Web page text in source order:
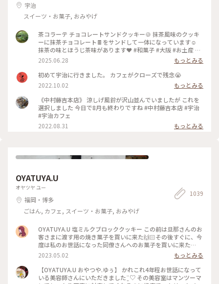
宇治
スイーツ・お菓子, おみやげ
茶コラーテ チョコレートサンドクッキー🍪 抹茶風味のクッキ
ーに抹茶チョコレート🍫をサンドして一体になっています☺️
抹茶の味とほうじ茶味があります❤️ #和菓子 #大阪 #お土産 #
京都 #抹茶 #アートな景色 抹茶の生茶ゼリイを本当は買うつも
りだったのですが... 持って歩く🚶のはちょっと… と思って、後
からお店に寄ったら売り切れ！Σ(×_×;)!残念、あの時買って
置けば… 仕方ないので、これにしました。🩷 美味しいクッキ
ー🍪で良かったです☺️ 大阪のKITTEと阪急百貨店で手に入り
ます❤️ スポットは宇治の本店にしました。
2025.06.28
もっとみる
初めて宇治に行きました。 カフェがクローズで残念😭
2022.10.02
もっとみる
《中村藤吉本店》 涼しげ風鈴が沢山並んでいましたが これを
選択しました 今日で8月も終わりですね #中村藤吉本店 #宇治
#宇治カフェ
2022.08.31
もっとみる
OYATUYA.U
オヤツヤ ユー
福岡・博多
ごはん, カフェ, スイーツ・お菓子, おみやげ
1039
OYATUYA.U 塩ミルクブロッククッキー この前は旦那さんのお
客さまに渡す用の焼き菓子を買いに来た🙌🏻その後すぐに、今
度は私のお世話になった同僚さんへのお菓子を買いに来た🙌🏻
🙌🏻 大切な人に何かかわいいお菓子渡したいな〜と思ったら
ユーさんのお菓子が我が家では選ばれる☺️ #福岡#桜坂#ガトー
ショコラ#洋菓子#福岡土産#お土産
2023.05.02
もっとみる
【OYATUYA.U おやつや.ゆぅ】 かれこれ4年程お世話になって
いる美容師さんにいただきました¨̮♡︎ その美容室はマンツーマ